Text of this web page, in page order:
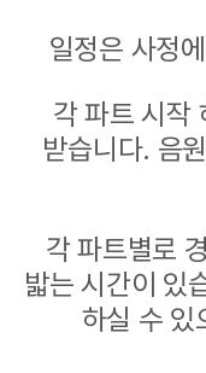
일정은 사정
각 파트 시작
받습니다. 음
각 파트별로
밟는 시간이 있
하실 수 있